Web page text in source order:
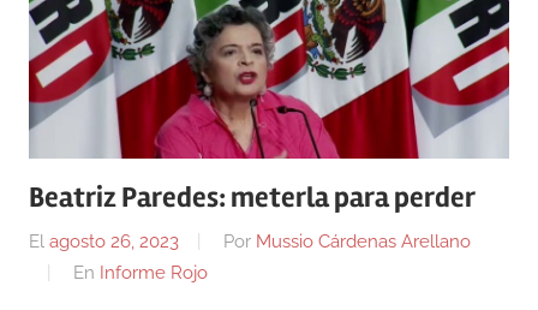
Beatriz Paredes: meterla para perder
El agosto 26, 2023 Por Mussio Cárdenas Arellano
En Informe Rojo